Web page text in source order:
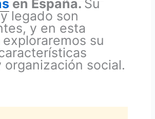
en España.Su
legado son
y en esta
su
organización social.